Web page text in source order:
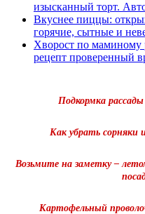
изысканный торт.
Вкуснее пиццы:
горячие, сытные и
Хворост по маминому
рецепт проверенный
Подкормка
Как убрать сорняки
Возьмите на заметку –
Картофельный